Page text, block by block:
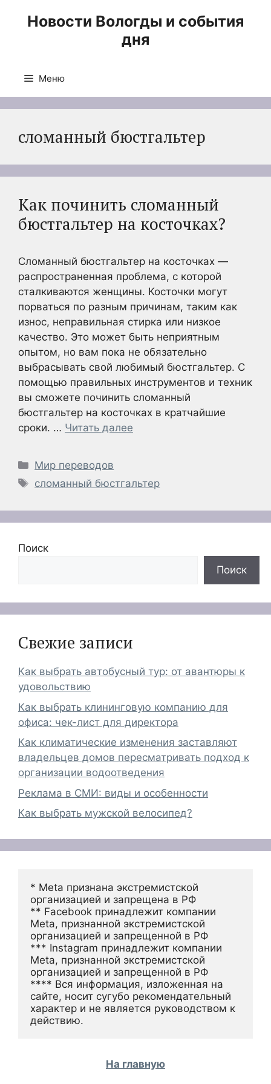
Новости Вологды и события
дня
Меню
сломанный бюстгальтер
Как починить сломанный
бюстгальтер на косточках?
Сломанный бюстгальтер на косточках —
распространенная проблема, с которой
сталкиваются женщины. Косточки могут
порваться по разным причинам, таким как
износ, неправильная стирка или низкое
качество. Это может быть неприятным
опытом, но вам пока не обязательно
выбрасывать свой любимый бюстгальтер. С
помощью правильных инструментов и техник
вы сможете починить сломанный
бюстгальтер на косточках в кратчайшие
сроки. … Читать далее
Рубрики
Мир переводов
Метки
сломанный бюстгальтер
Поиск
Поиск
Свежие записи
Как выбрать автобусный тур: от авантюры к
удовольствию
Как выбрать клининговую компанию для
офиса: чек-лист для директора
Как климатические изменения заставляют
владельцев домов пересматривать подход к
организации водоотведения
Реклама в СМИ: виды и особенности
Как выбрать мужской велосипед?
* Meta признана экстремистской
организацией и запрещена в РФ
** Facebook принадлежит компании
Meta, признанной экстремистской
организацией и запрещенной в РФ
*** Instagram принадлежит компании
Meta, признанной экстремистской
организацией и запрещенной в РФ
**** Вся информация, изложенная на
сайте, носит сугубо рекомендательный
характер и не является руководством к
действию.
На главную